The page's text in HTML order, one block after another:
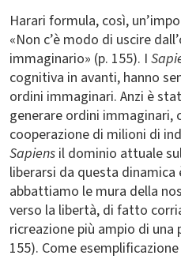
Harari formula, così,
«Non c’è modo di uscire
immaginario» (p. 155). I
cognitiva in avanti, hanno
ordini immaginari. Anzi è
generare ordini immaginari,
cooperazione di milioni di
Sapiens il dominio attuale
liberarsi da questa dinamica
abbattiamo le mura della
verso la libertà, di fatto
ricreazione più ampio di una
155). Come